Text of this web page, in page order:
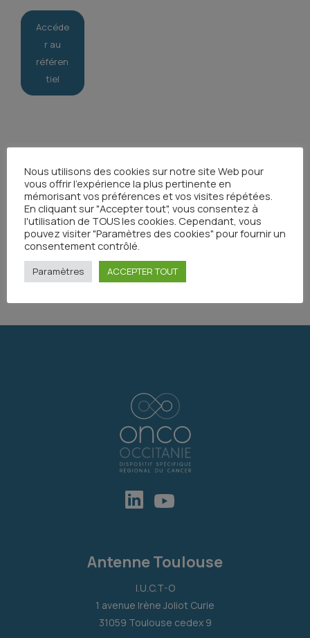
Accéde
r au
référen
tiel
Toutes les actualités
Partager
Antenne Toulouse
I.U.C.T-O
1 avenue Irène Joliot Curie
31059 Toulouse cedex 9
Nous utilisons des cookies sur notre site Web pour
vous offrir l'expérience la plus pertinente en
mémorisant vos préférences et vos visites répétées.
En cliquant sur "Accepter tout", vous consentez à
l'utilisation de TOUS les cookies. Cependant, vous
pouvez visiter "Paramètres des cookies" pour fournir un
consentement contrôlé.
Paramètres ACCEPTER TOUT